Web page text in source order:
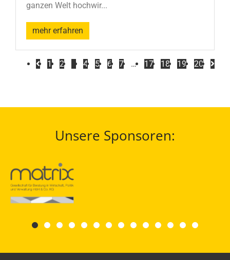
ganzen Welt hochwir...
mehr erfahren
1 2 4 5 6 7 … 17 18 19 20
Unsere Sponsoren: